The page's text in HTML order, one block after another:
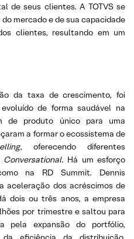
de seus clientes. A TOTVS se
mercado e de sua capacidade
clientes, resultando em um
da taxa de crescimento, foi
de forma saudável na
de produto único para uma
a formar o ecossistema de
, oferecendo diferentes
Conversational. Há um esforço
na RD Summit. Dennis
aceleração dos acréscimos de
dois ou três anos, a empresa
por trimestre e saltou para
pela expansão do portfólio,